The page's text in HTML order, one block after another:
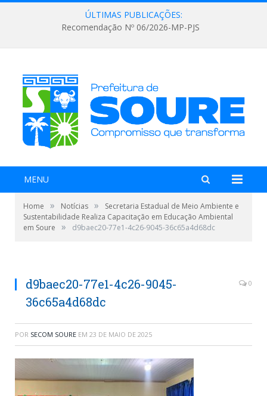
ÚLTIMAS PUBLICAÇÕES:
Recomendação Nº 06/2026-MP-PJS
MENU
Home » Notícias »
Secretaria Estadual de Meio Ambiente e
Sustentabilidade Realiza Capacitação em Educação Ambiental
em Soure
» d9baec20-77e1-4c26-9045-36c65a4d68dc
d9baec20-77e1-4c26-9045-
36c65a4d68dc
0
POR SECOM SOURE EM 23 DE MAIO DE 2025